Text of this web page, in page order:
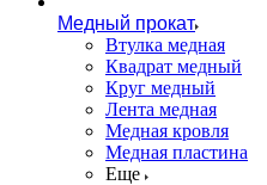
Медный прокат
Втулка медная
Квадрат медный
Круг медный
Лента медная
Медная кровля
Медная пластина
Еще